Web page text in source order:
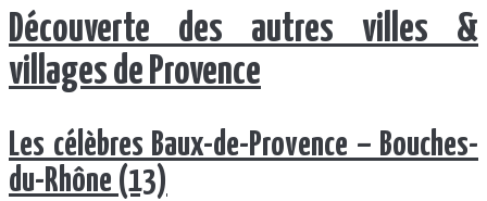
Découverte des autres villes &
villages de Provence
Les célèbres Baux-de-Provence – Bouches-
du-Rhône (13)